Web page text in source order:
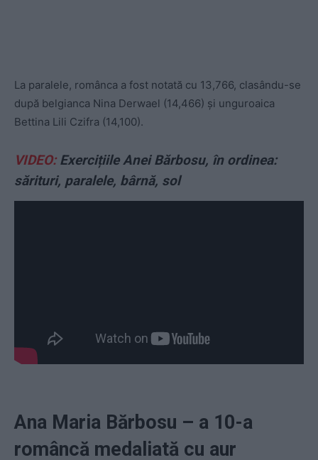
La paralele, românca a fost notată cu 13,766, clasându-se
după belgianca Nina Derwael (14,466) și unguroaica
Bettina Lili Czifra (14,100).
VIDEO:Exercițiile Anei Bărbosu, în ordinea:
sărituri, paralele, bârnă, sol
Ana Maria Bărbosu – a 10-a
româncă medaliată cu aur